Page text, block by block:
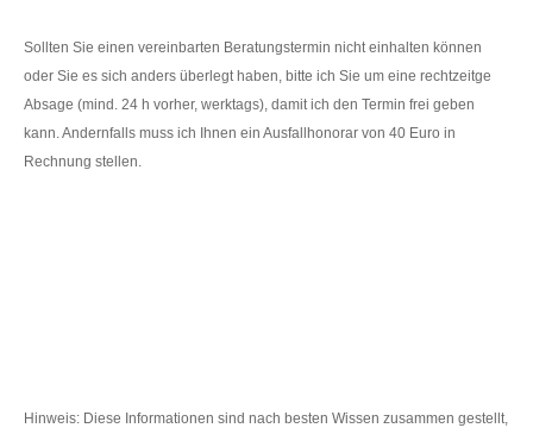
Sollten Sie einen vereinbarten Beratungstermin nicht einhalten können
oder Sie es sich anders überlegt haben, bitte ich Sie um eine rechtzeitge
Absage (mind. 24 h vorher, werktags), damit ich den Termin frei geben
kann. Andernfalls muss ich Ihnen ein Ausfallhonorar von 40 Euro in
Rechnung stellen.
Hinweis: Diese Informationen sind nach besten Wissen zusammen gestellt,